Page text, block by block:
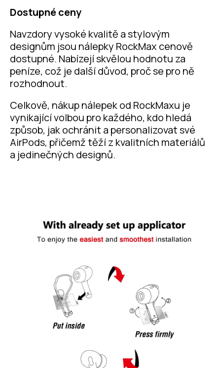
Dostupné ceny
Navzdory vysoké kvalitě a stylovým
designům jsou nálepky RockMax cenově
dostupné. Nabízejí skvělou hodnotu za
peníze, což je další důvod, proč se pro ně
rozhodnout.
Celkově, nákup nálepek od RockMaxu je
vynikající volbou pro každého, kdo hledá
způsob, jak ochránit a personalizovat své
AirPods, přičemž těží z kvalitních materiálů
a jedinečných designů.